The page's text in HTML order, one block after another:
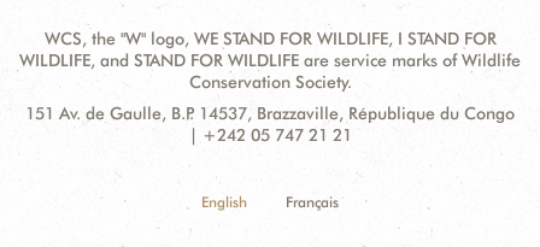
WCS, the "W" logo, WE STAND FOR WILDLIFE, I STAND FOR
WILDLIFE, and STAND FOR WILDLIFE are service marks of Wildlife
Conservation Society.
Contact
Address:
151 Av. de Gaulle, B.P. 14537, Brazzaville, République du Congo
| +242 05 747 21 21
English Français